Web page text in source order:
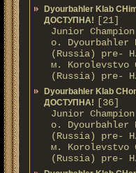
Dyourbahler Klab
ДОСТУПНА!
[21]
Junior
о. Dyourbahler
(Russia) pre-
м. Korolevstvo
(Russia) pre-
Dyourbahler Klab
ДОСТУПНА!
[36]
Junior
о. Dyourbahler
(Russia) pre-
м. Korolevstvo
(Russia) pre-